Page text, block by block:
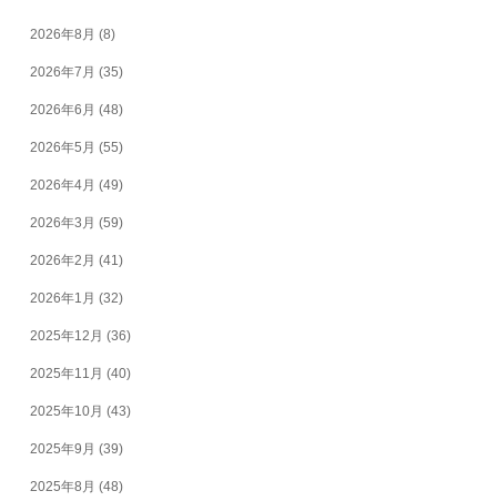
2026年8月 (8)
2026年7月 (35)
2026年6月 (48)
2026年5月 (55)
2026年4月 (49)
2026年3月 (59)
2026年2月 (41)
2026年1月 (32)
2025年12月 (36)
2025年11月 (40)
2025年10月 (43)
2025年9月 (39)
2025年8月 (48)